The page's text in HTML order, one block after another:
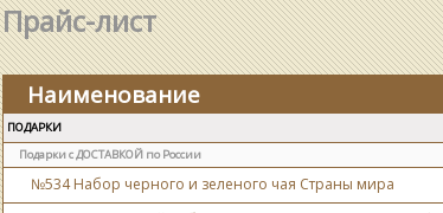
Прайс-лист
Наименование
ПОДАРКИ
Подарки с ДОСТАВКОЙ по России
№534 Набор черного и зеленого чая Страны мира